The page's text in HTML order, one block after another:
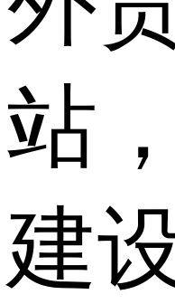
站
建